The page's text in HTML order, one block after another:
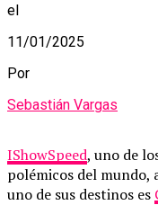
el
11/01/2025
Por
Sebastián Vargas
IShowSpeed, uno de
polémicos del mundo,
uno de sus destinos es